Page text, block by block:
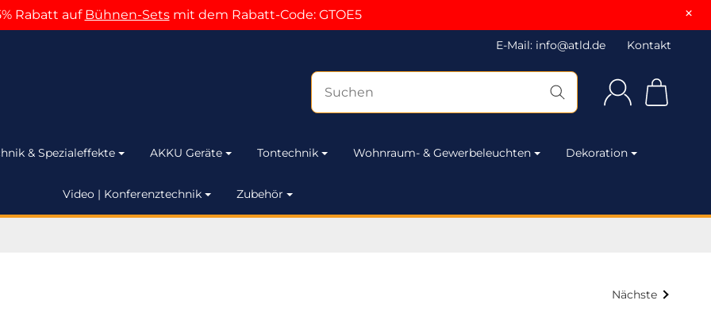
Rabatt auf Bühnen-Setsmit dem Rabatt-Code: GTOE5 ×
E-Mail: info@atld.de Kontakt
& Spezialeffekte AKKU Geräte Tontechnik Wohnraum- & Gewerbeleuchten Dekoration
Video | Konferenztechnik Zubehör
Nächste